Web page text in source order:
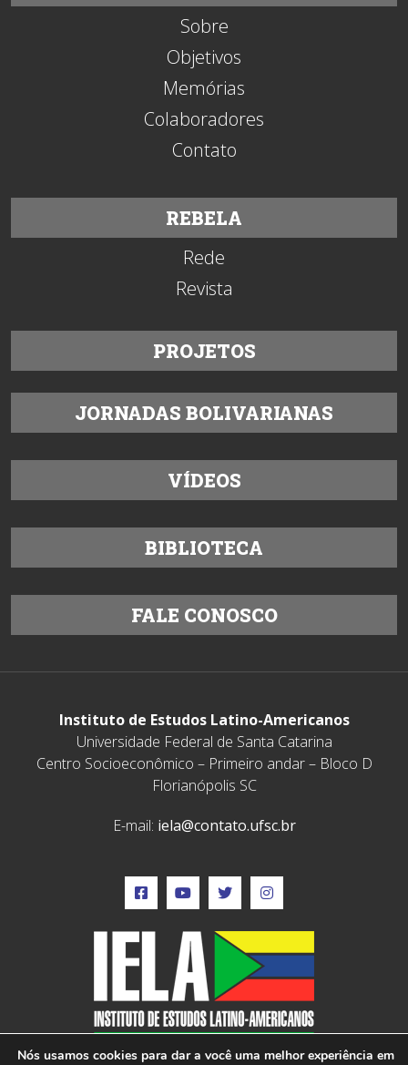
Sobre
Objetivos
Memórias
Colaboradores
Contato
REBELA
Rede
Revista
PROJETOS
JORNADAS BOLIVARIANAS
VÍDEOS
BIBLIOTECA
FALE CONOSCO
Instituto de Estudos Latino-Americanos
Universidade Federal de Santa Catarina
Centro Socioeconômico – Primeiro andar – Bloco D
Florianópolis SC
E-mail: iela@contato.ufsc.br
Nós usamos cookies para dar a você uma melhor experiência em